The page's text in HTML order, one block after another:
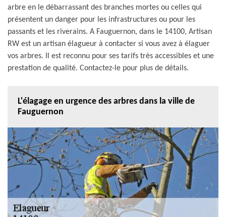
arbre en le débarrassant des branches mortes ou celles qui
présentent un danger pour les infrastructures ou pour les
passants et les riverains. A Fauguernon, dans le 14100, Artisan
RW est un artisan élagueur à contacter si vous avez à élaguer
vos arbres. Il est reconnu pour ses tarifs très accessibles et une
prestation de qualité. Contactez-le pour plus de détails.
L'élagage en urgence des arbres dans la ville de
Fauguernon